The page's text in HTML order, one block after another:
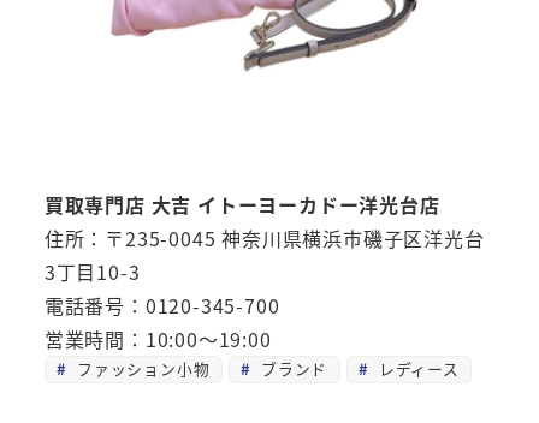
買取専門店 大吉 イトーヨーカドー洋光台店
住所：〒235-0045 神奈川県横浜市磯子区洋光台
3丁目10-3
電話番号：0120-345-700
営業時間：10:00～19:00
ファッション小物 ブランド レディース